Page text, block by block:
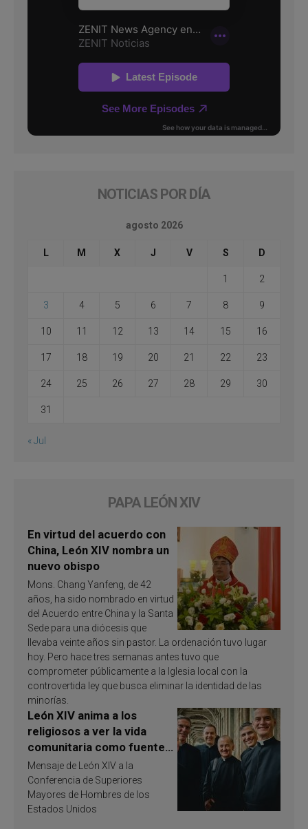
NOTICIAS POR DÍA
agosto 2026
L M X J V S D
1 2
3 4 5 6 7 8 9
10 11 12 13 14 15 16
17 18 19 20 21 22 23
24 25 26 27 28 29 30
31
« Jul
PAPA LEÓN XIV
En virtud del acuerdo con
China, León XIV nombra un
nuevo obispo
Mons. Chang Yanfeng, de 42
años, ha sido nombrado en virtud
del Acuerdo entre China y la Santa
Sede para una diócesis que
llevaba veinte años sin pastor. La ordenación tuvo lugar
hoy. Pero hace tres semanas antes tuvo que
comprometer públicamente a la Iglesia local con la
controvertida ley que busca eliminar la identidad de las
minorías.
León XIV anima a los
religiosos a ver la vida
comunitaria como fuente
de inspiración y
santificación
Mensaje de León XIV a la
Conferencia de Superiores
Mayores de Hombres de los
Estados Unidos